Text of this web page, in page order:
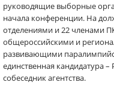
руководящие выборные
начала конференции. На
отделениями и 22 членами
общероссийскими и
развивающими
единственная кандидатура
собеседник агентства.